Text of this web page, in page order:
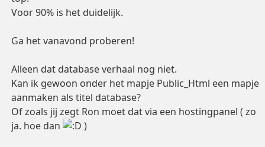
Voor 90% is het duidelijk.
Ga het vanavond proberen!
Alleen dat database verhaal nog niet.
Kan ik gewoon onder het mapje Public_Html een mapje
aanmaken als titel database?
Of zoals jij zegt Ron moet dat via een hostingpanel ( zo
ja. hoe dan
)